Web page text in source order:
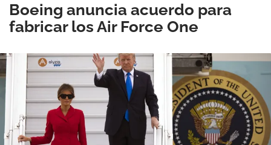
Boeing anuncia acuerdo para
fabricar los Air Force One